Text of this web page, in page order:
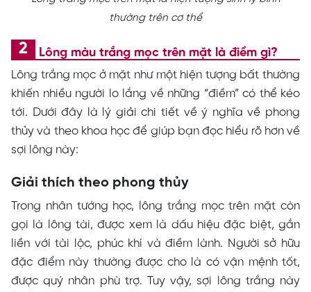
thường trên cơ thể
Lông màu trắng mọc trên mặt là điềm gì?
Lông trắng mọc ở mặt như một hiện tượng bất thường
khiến nhiều người lo lắng về những “điềm” có thể kéo
tới. Dưới đây là lý giải chi tiết về ý nghĩa về phong
thủy và theo khoa học để giúp bạn đọc hiểu rõ hơn về
sợi lông này:
Giải thích theo phong thủy
Trong nhân tướng học, lông trắng mọc trên mặt còn
gọi là lông tài, được xem là dấu hiệu đặc biệt, gắn
liền với tài lộc, phúc khí và điềm lành. Người sở hữu
đặc điểm này thường được cho là có vận mệnh tốt,
được quý nhân phù trợ. Tuy vậy, sợi lông trắng này